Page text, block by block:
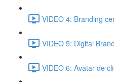
VIDEO 4: Branding
VIDEO 5: Digital
VIDEO 6: Avatar de